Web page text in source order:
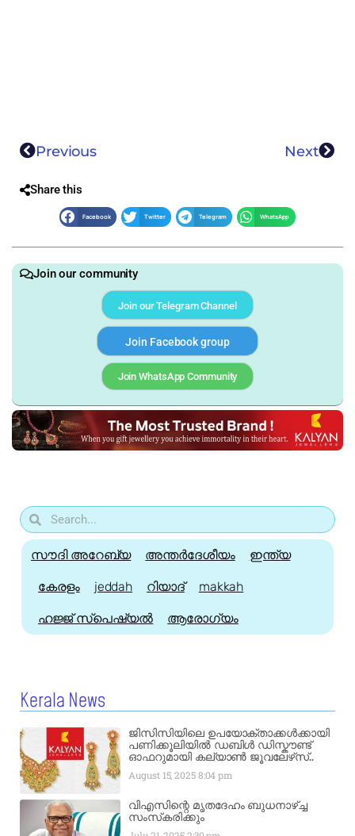
Previous Next
Share this
Facebook Twitter Telegram WhatsApp
Join our community
Join our Telegram Channel
Join Facebook group
Join WhatsApp Community
സൗദി അറേബ്യ അന്തർദേശീയം ഇന്ത്യ
കേരളം jeddah റിയാദ് makkah
ഹജ്ജ്‌ സ്പെഷ്യൽ ആരോഗ്യം
Kerala News
ജിസിസിയിലെ ഉപയോക്താക്കൾക്കായി
പണിക്കൂലിയിൽ ഡബിൾ ഡിസ്കൗണ്ട്
ഓഫറുമായി കല്യാൺ ജൂവലേഴ്‌സ്..
August 15, 20258:04 pm
വിഎസിന്റെ മൃതദേഹം ബുധനാഴ്ച്ച
സംസ്‌കരിക്കും